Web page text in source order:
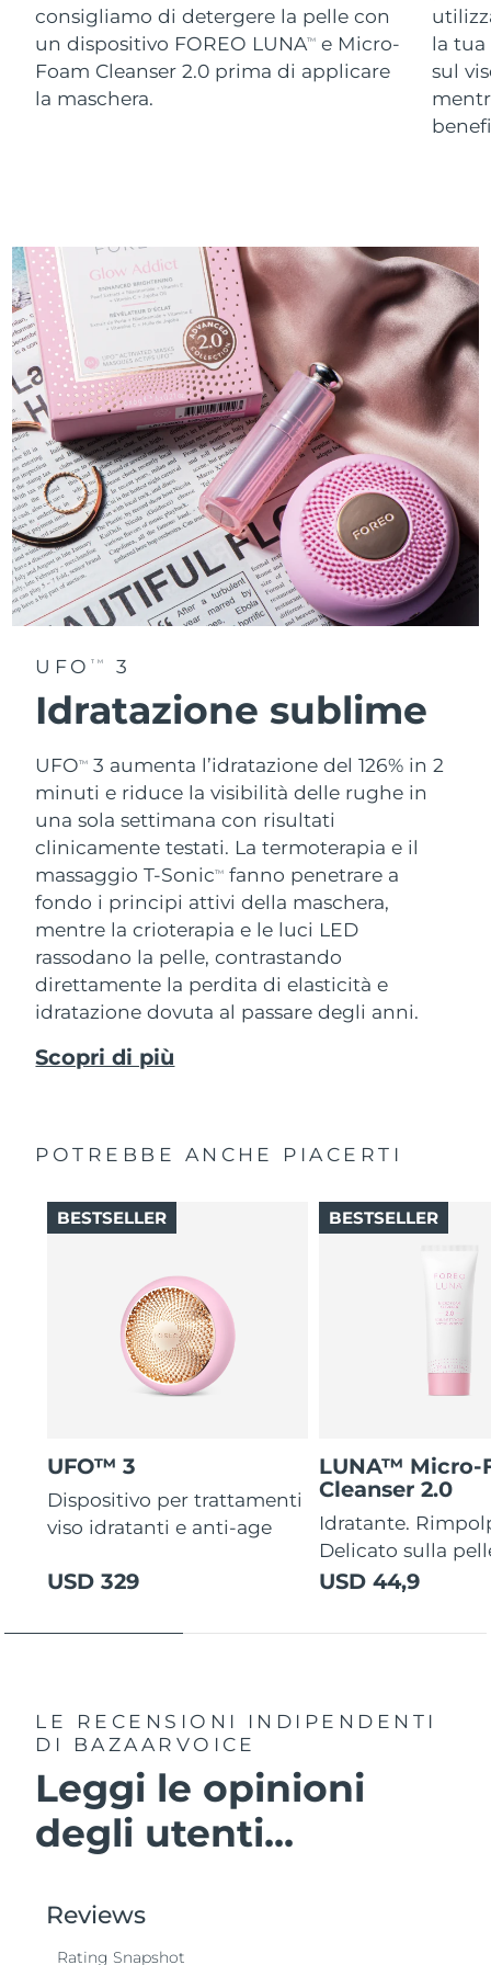
consigliamo di detergere la pelle con
un dispositivo FOREO LUNATM
e Micro-
Foam Cleanser 2.0 prima di applicare
la maschera.
la tua
sul
UFO TM 3
Idratazione sublime
UFOTM
3 aumenta l’idratazione del 126% in 2
minuti e riduce la visibilità delle rughe in
una sola settimana con risultati
clinicamente testati. La termoterapia e il
massaggio T-SonicTM
fanno penetrare a
fondo i principi attivi della maschera,
mentre la crioterapia e le luci LED
rassodano la pelle, contrastando
direttamente la perdita di elasticità e
idratazione dovuta al passare degli anni.
Scopri di più
POTREBBE ANCHE PIACERTI
UFO™ 3
Dispositivo per trattamenti
viso idratanti e anti-age
USD 329
BESTSELLER
LUNA™ Micro-
Cleanser 2.0
Idratante.
Delicato sulla
USD 44,9
BESTSELLER
LE RECENSIONI INDIPENDENTI
DI BAZAARVOICE
Leggi le opinioni
degli utenti...